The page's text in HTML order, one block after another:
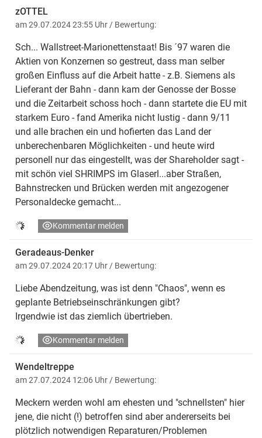
zOTTEL
am 29.07.2024 23:55 Uhr / Bewertung:
Sch... Wallstreet-Marionettenstaat! Bis ´97 waren die
Aktien von Konzernen so gestreut, dass man selber
großen Einfluss auf die Arbeit hatte - z.B. Siemens als
Lieferant der Bahn - dann kam der Genosse der Bosse
und die Zeitarbeit schoss hoch - dann startete die EU mit
starkem Euro - fand Amerika nicht lustig - dann 9/11
und alle brachen ein und hofierten das Land der
unberechenbaren Möglichkeiten - und heute wird
personell nur das eingestellt, was der Shareholder sagt -
mit schön viel SHRIMPS im Glaserl...aber Straßen,
Bahnstrecken und Brücken werden mit angezogener
Personaldecke gemacht...
Kommentar melden
Geradeaus-Denker
am 29.07.2024 20:17 Uhr / Bewertung:
Liebe Abendzeitung, was ist denn "Chaos", wenn es
geplante Betriebseinschränkungen gibt?
Irgendwie ist das ziemlich übertrieben.
Kommentar melden
Wendeltreppe
am 27.07.2024 12:06 Uhr / Bewertung:
Meckern werden wohl am ehesten und "schnellsten" hier
jene, die nicht (!) betroffen sind aber andererseits bei
plötzlich notwendigen Reparaturen/Problemen